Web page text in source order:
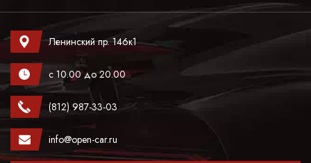
Ленинский пр. 146к1
с 10.00 до 20.00
(812) 987-33-03
info@open-car.ru